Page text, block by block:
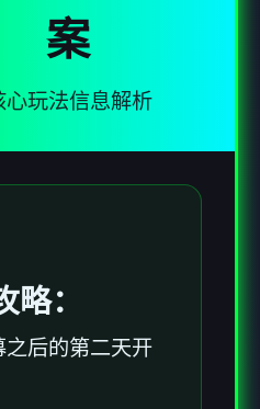
案
心玩法信息解析
：
之后的第二天开